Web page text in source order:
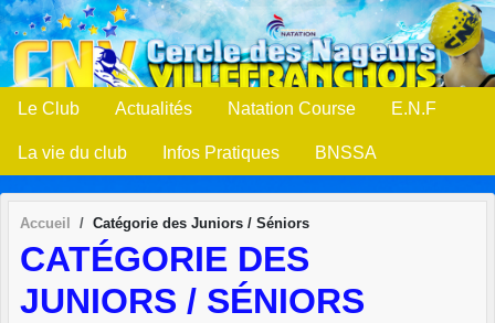
Le Club Actualités Natation Course E.N.F
La vie du club Infos Pratiques BNSSA
Accueil Catégorie des Juniors / Séniors
CATÉGORIE DES
JUNIORS / SÉNIORS
Panneau de gestion des cookies